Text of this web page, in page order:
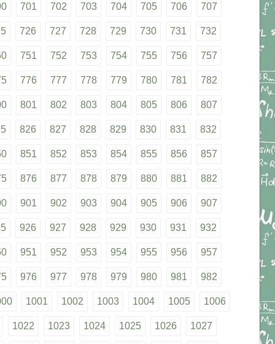
701 702 703 704 705 706 707
726 727 728 729 730 731 732
751 752 753 754 755 756 757
776 777 778 779 780 781 782
801 802 803 804 805 806 807
826 827 828 829 830 831 832
851 852 853 854 855 856 857
876 877 878 879 880 881 882
901 902 903 904 905 906 907
926 927 928 929 930 931 932
951 952 953 954 955 956 957
976 977 978 979 980 981 982
1001 1002 1003 1004 1005 1006
1022 1023 1024 1025 1026 1027